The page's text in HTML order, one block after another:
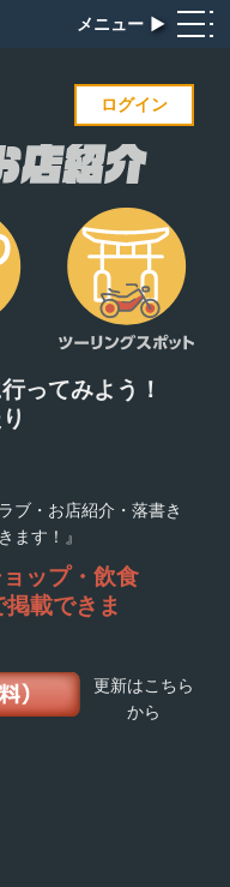
メニュー ▶︎
ログイン
行ってみよう！
ブ・お店紹介・落書き
ます！』
ップ・飲食
掲載できま
更新はこちら
から